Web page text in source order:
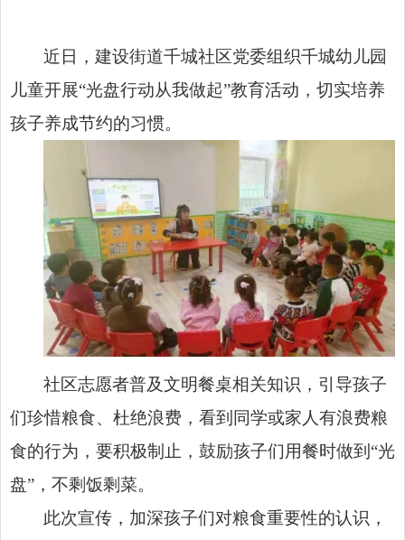
近日，建设街道千城社区党委组织千城幼儿园
儿童开展“光盘行动从我做起”教育活动，切实培养
孩子养成节约的习惯。
社区志愿者普及文明餐桌相关知识，引导孩子
们珍惜粮食、杜绝浪费，看到同学或家人有浪费粮
食的行为，要积极制止，鼓励孩子们用餐时做到“光
盘”，不剩饭剩菜。
此次宣传，加深孩子们对粮食重要性的认识，